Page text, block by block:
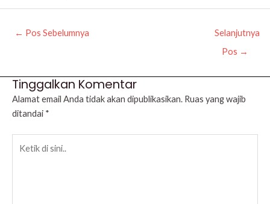
← Pos Sebelumnya
Selanjutnya
Pos →
Tinggalkan Komentar
Alamat email Anda tidak akan dipublikasikan. Ruas yang wajib
ditandai *